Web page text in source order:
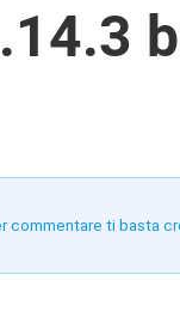
ti basta